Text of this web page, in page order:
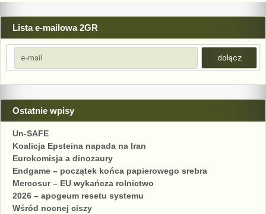
Lista e-mailowa 2GR
Ostatnie wpisy
Un-SAFE
Koalicja Epsteina napada na Iran
Eurokomisja a dinozaury
Endgame – początek końca papierowego srebra
Mercosur – EU wykańcza rolnictwo
2026 – apogeum resetu systemu
Wśród nocnej ciszy